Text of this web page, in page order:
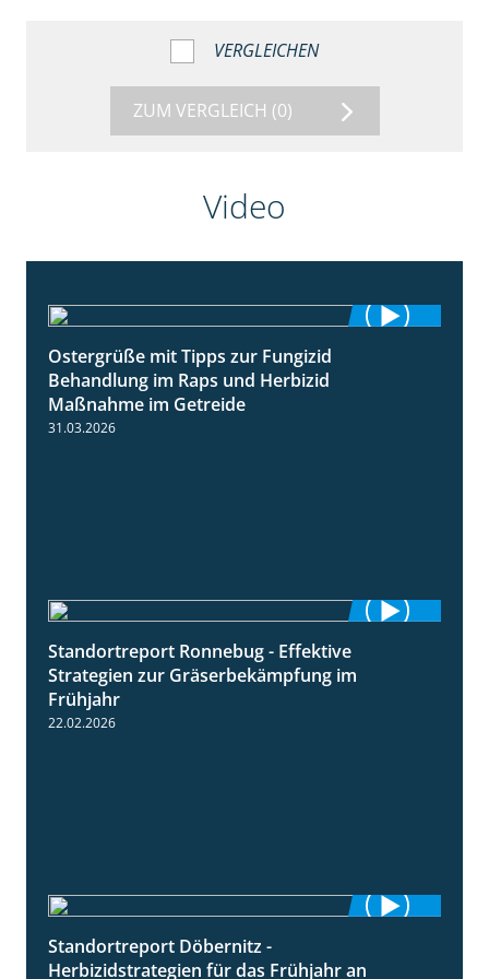
VERGLEICHEN
ZUM VERGLEICH (0)
Video
Ostergrüße mit Tipps zur Fungizid
Behandlung im Raps und Herbizid
Maßnahme im Getreide
31.03.2026
Standortreport Ronnebug - Effektive
Strategien zur Gräserbekämpfung im
Frühjahr
22.02.2026
Standortreport Döbernitz -
Herbizidstrategien für das Frühjahr an